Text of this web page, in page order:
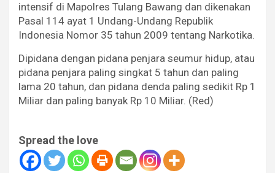
intensif di Mapolres Tulang Bawang dan dikenakan
Pasal 114 ayat 1 Undang-Undang Republik
Indonesia Nomor 35 tahun 2009 tentang Narkotika.
Dipidana dengan pidana penjara seumur hidup, atau
pidana penjara paling singkat 5 tahun dan paling
lama 20 tahun, dan pidana denda paling sedikit Rp 1
Miliar dan paling banyak Rp 10 Miliar. (Red)
Spread the love